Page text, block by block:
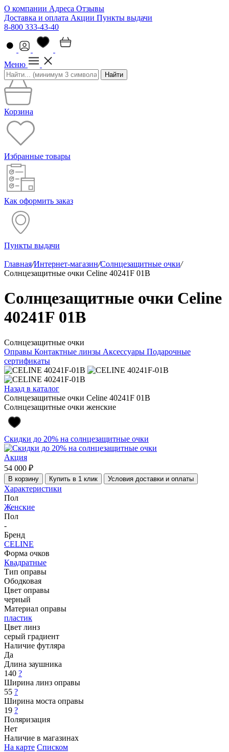
О компании Адреса Отзывы
Доставка и оплата Акции Пункты выдачи
8-800 333-43-40
Меню
Найти
Корзина
Избранные товары
Как оформить заказ
Пункты выдачи
Главная/Интернет-магазин/Солнцезащитные очки/
Солнцезащитные очки Celine 40241F 01B
Солнцезащитные очки Celine
40241F 01B
Солнцезащитные очки
Оправы Контактные линзы Аксессуары Подарочные
сертификаты
Назад в каталог
Солнцезащитные очки Celine 40241F 01B
Солнцезащитные очки женские
Скидки до 20% на солнцезащитные очки
Акция
54 000 ₽
В корзину Купить в 1 клик Условия доставки и оплаты
Характеристики
Пол
Женские
Пол
-
Бренд
CELINE
Форма очков
Квадратные
Тип оправы
Ободковая
Цвет оправы
черный
Материал оправы
пластик
Цвет линз
серый градиент
Наличие футляра
Да
Длина заушника
140 ?
Ширина линз оправы
55 ?
Ширина моста оправы
19 ?
Поляризация
Нет
Наличие в магазинах
На карте Списком